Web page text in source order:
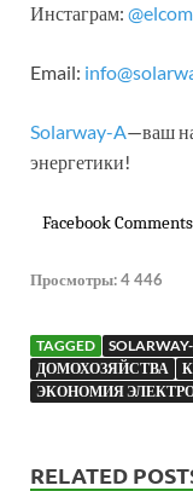
Инстаграм:
Email:
Solarway-A—ваш
энергетики!
Facebook Comments
Просмотры:4 446
TAGGED
ДОМОХОЗЯЙСТВА
ЭКОНОМИЯ
RELATED